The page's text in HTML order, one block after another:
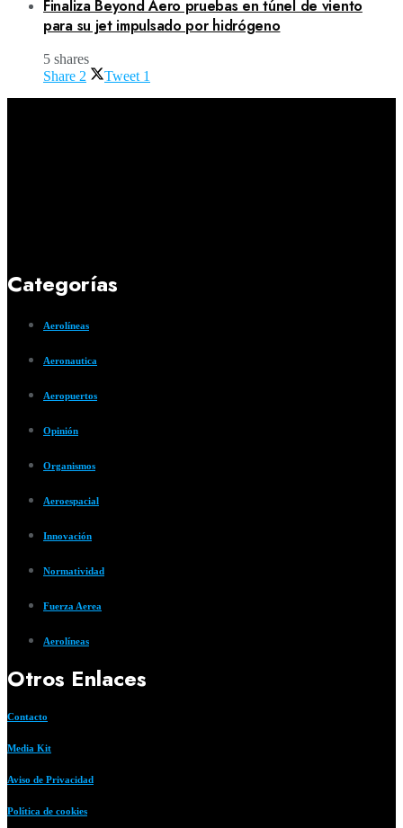
Finaliza Beyond Aero pruebas en túnel de viento
para su jet impulsado por hidrógeno
5 shares
Share 2 Tweet 1
Categorías
Aerolíneas
Aeronautica
Aeropuertos
Opinión
Organismos
Aeroespacial
Innovación
Normatividad
Fuerza Aerea
Aerolíneas
Otros Enlaces
Contacto
Media Kit
Aviso de Privacidad
Política de cookies